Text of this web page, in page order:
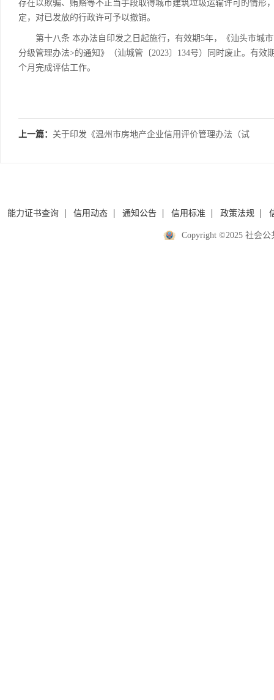
存在以欺骗、贿赂等不正当手段取得城市建筑垃圾运输许可的情形
定，对已发放的行政许可予以撤销。
第十八条 本办法自印发之日起施行，有效期5年，《汕头市城
分级管理办法>的通知》（汕城管〔2023〕134号）同时废止。有
个月完成评估工作。
上一篇： 关于印发《温州市房地产企业信用评价管理办法（试
能力证书查询 信用动态 通知公告 信用标准 政策法规
Copyright ©2025 社会